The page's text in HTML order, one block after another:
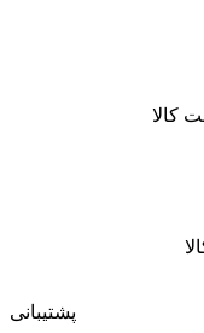
کالا
پشتیبانی